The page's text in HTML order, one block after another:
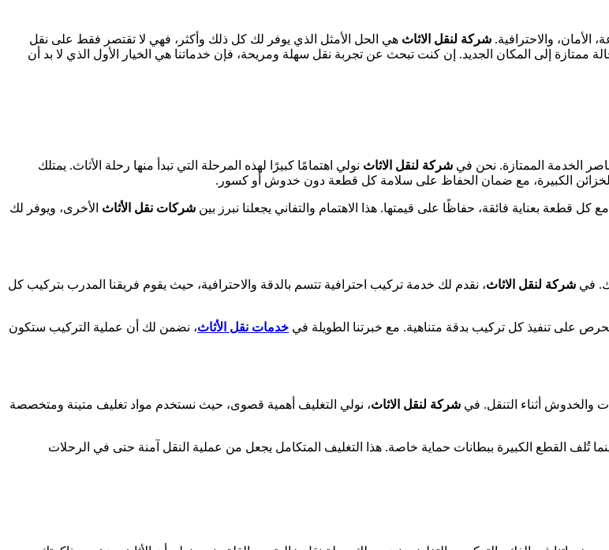
والاحترافية. شركة لنقل الاثاث هي الحل الأمثل الذي يوفر لك كل ذلك وأكثر، فهي لا تقتصر فقط على نقل
إلى المكان الجديد. إن كنت تبحث عن تجربة نقل سهلة ومريحة، فإن خدماتنا هي الخيار الأول الذي لا بد أن
الخدمة الممتازة. نحن في شركة لنقل الاثاث نولي اهتمامًا كبيرًا لهذه المرحلة التي تبدأ منها رحلة الأثاث. يمتلك
الخزائن الكبيرة، مع ضمان الحفاظ على سلامة كل قطعة دون خدوش أو كسور.
قطعة بعناية فائقة، حفاظًا على قيمتها. هذا الاهتمام والتفاني يجعلنا نبرز بين شركات نقل الأثاث الأخرى، ويوفر لك
في شركة لنقل الاثاث، نقدم لك خدمة تركيب احترافية تتسم بالدقة والاحترافية، حيث يقوم فريقنا المدرب بتركيب كل
على تنفيذ كل تركيب بدقة متناهية. مع خبرتنا الطويلة في خدمات نقل الأثاث، نضمن لك أن عملية التركيب ستكون
والخدوش أثناء التنقل. في شركة لنقل الاثاث، نولي التغليف أهمية قصوى، حيث نستخدم مواد تغليف متينة ومتخصصة
تُلف القطع الكبيرة ببطانات حماية خاصة. هذا التغليف المتكامل يجعل من عملية النقل آمنة حتى في الرحلات